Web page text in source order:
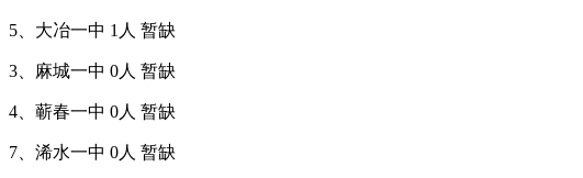
5、大冶一中 1人 暂缺
3、麻城一中 0人 暂缺
4、蕲春一中 0人 暂缺
7、浠水一中 0人 暂缺